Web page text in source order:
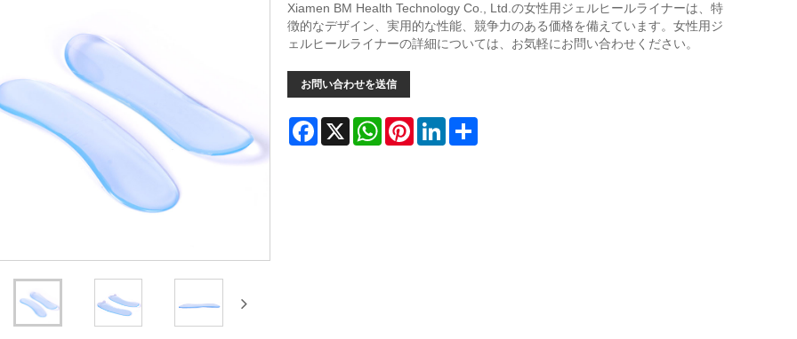
Xiamen BM Health Technology Co., Ltd.の女性用ジェルヒールライナーは、特
徴的なデザイン、実用的な性能、競争力のある価格を備えています。女性用ジ
ェルヒールライナーの詳細については、お気軽にお問い合わせください。
お問い合わせを送信
Facebook
X WhatsAppPinterestLinkedInShare